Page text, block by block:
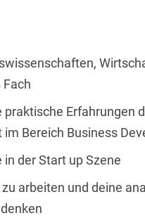
Erfahrungen
Bereich Business
der Start up Szene
arbeiten und deine